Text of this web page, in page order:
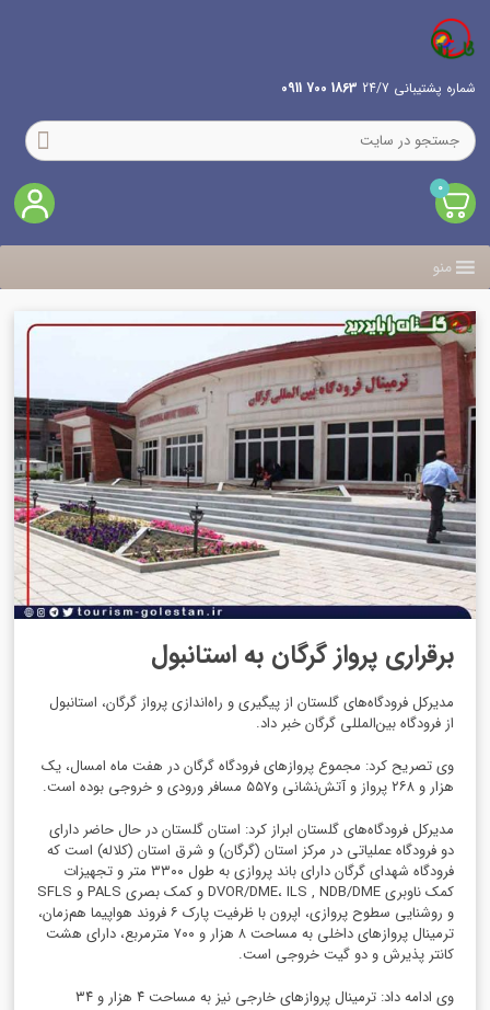
شماره پشتیبانی 24/7 1863 700 0911
0
منو
برقراری پرواز گرگان به استانبول
مدیرکل فرودگاه‌های گلستان از پیگیری و راه‌اندازی پرواز گرگان، استانبول
از فرودگاه بین‌المللی گرگان خبر داد.
وی تصریح کرد: مجموع پروازهای فرودگاه گرگان در هفت ماه امسال، یک
هزار و ۲۶۸ پرواز و آتش‌نشانی و۵۵۷ مسافر ورودی و خروجی بوده است.
مدیرکل فرودگاه‌های گلستان ابراز کرد: استان گلستان در حال حاضر دارای
دو فرودگاه عملیاتی در مرکز استان (گرگان) و شرق استان (کلاله) است که
فرودگاه شهدای گرگان دارای باند پروازی به طول ۳۳۰۰ متر و تجهیزات
کمک ناوبری DVOR/DME، ILS , NDB/DME و کمک بصری PALS و SFLS
و روشنایی سطوح پروازی، اپرون با ظرفیت پارک ۶ فروند هواپیما هم‌زمان،
ترمینال پروازهای داخلی به مساحت ۸ هزار و ۷۰۰ مترمربع، دارای هشت
کانتر پذیرش و دو گیت خروجی است.
وی ادامه داد: ترمینال پروازهای خارجی نیز به مساحت ۴ هزار و ۳۴